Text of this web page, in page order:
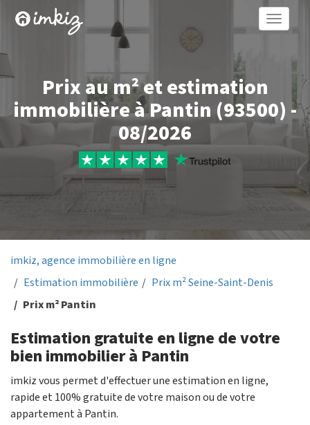
Toggle
Prix au m² et estimation
immobilière à Pantin (93500) -
08/2026
imkiz, agence immobilière en ligne
Estimation immobilière
Prix m² Seine-Saint-Denis
Prix m² Pantin
Estimation gratuite en ligne de votre
bien immobilier à Pantin
imkiz vous permet d'effectuer une estimation en ligne,
rapide et 100% gratuite de votre maison ou de votre
appartement à Pantin.